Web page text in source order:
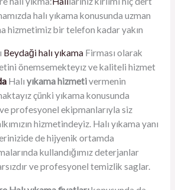
halı yıkama konusunda uzman
hizmetimiz bir telefon kadar yakın
Beydaği halı yıkamaFirması olarak
önemsemekteyız ve kaliteli hizmet
Halı yıkama hizmetivermenin
çünki yıkama konusunda
profesyonel ekipmanlarıyla siz
hizmetindeyiz. Halı yıkama yanı
de hijyenik ortamda
kullandığımız deterjanlar
ve profesyonel temizlik saglar.